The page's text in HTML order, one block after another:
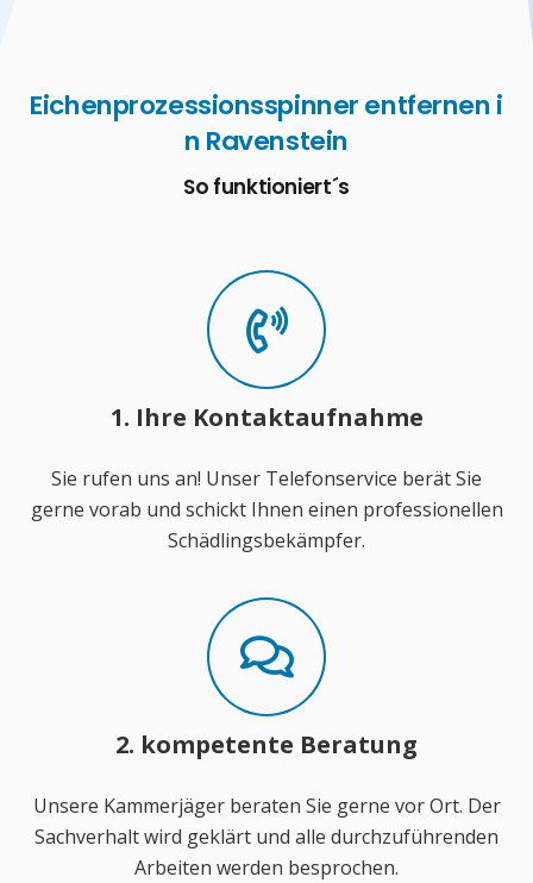
Eichenprozessionsspinner entfernen i
n Ravenstein
So funktioniert´s
1. Ihre Kontaktaufnahme
Sie rufen uns an! Unser Telefonservice berät Sie
gerne vorab und schickt Ihnen einen professionellen
Schädlingsbekämpfer.
2. kompetente Beratung
Unsere Kammerjäger beraten Sie gerne vor Ort. Der
Sachverhalt wird geklärt und alle durchzuführenden
Arbeiten werden besprochen.